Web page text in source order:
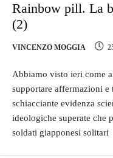
Rainbow pill. La
(2)
VINCENZO MOGGIA
Abbiamo visto ieri come
supportare affermazioni e
schiacciante evidenza
ideologiche superate che
soldati giapponesi solitari